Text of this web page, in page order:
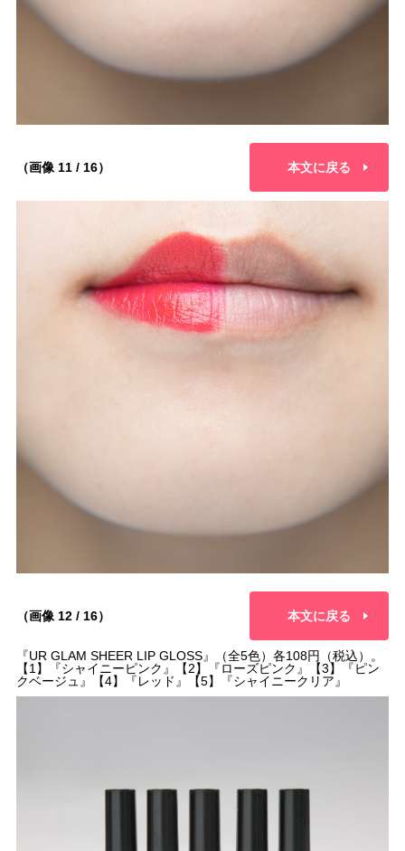
（画像 11 / 16） 本文に戻る
（画像 12 / 16） 本文に戻る
『UR GLAM SHEER LIP GLOSS』（全5色）各108円（税込）。
【1】『シャイニーピンク』【2】『ローズピンク』【3】『ピン
クベージュ』【4】『レッド』【5】『シャイニークリア』